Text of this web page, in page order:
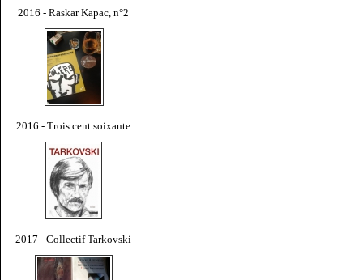
2016 - Raskar Kapac, n°2
2016 - Trois cent soixante
2017 - Collectif Tarkovski